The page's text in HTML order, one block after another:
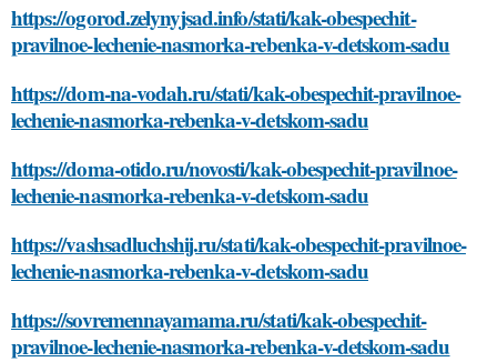
https://ogorod.zelynyjsad.info/stati/kak-obespechit-
pravilnoe-lechenie-nasmorka-rebenka-v-detskom-sadu
https://dom-na-vodah.ru/stati/kak-obespechit-pravilnoe-
lechenie-nasmorka-rebenka-v-detskom-sadu
https://doma-otido.ru/novosti/kak-obespechit-pravilnoe-
lechenie-nasmorka-rebenka-v-detskom-sadu
https://vashsadluchshij.ru/stati/kak-obespechit-pravilnoe-
lechenie-nasmorka-rebenka-v-detskom-sadu
https://sovremennayamama.ru/stati/kak-obespechit-
pravilnoe-lechenie-nasmorka-rebenka-v-detskom-sadu